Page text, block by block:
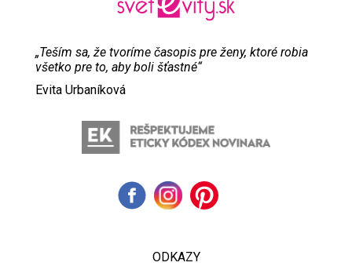
„Teším sa, že tvoríme časopis pre ženy, ktoré robia
všetko pre to, aby boli šťastné“
Evita Urbaníková
ODKAZY